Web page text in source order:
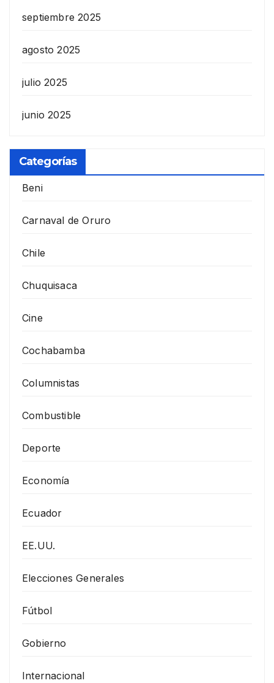
septiembre 2025
agosto 2025
julio 2025
junio 2025
Categorías
Beni
Carnaval de Oruro
Chile
Chuquisaca
Cine
Cochabamba
Columnistas
Combustible
Deporte
Economía
Ecuador
EE.UU.
Elecciones Generales
Fútbol
Gobierno
Internacional